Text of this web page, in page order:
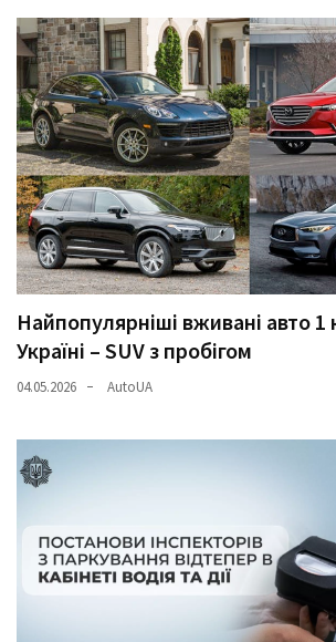
Найпопулярніші вживані авто 1
Україні – SUV з пробігом
04.05.2026 AutoUA